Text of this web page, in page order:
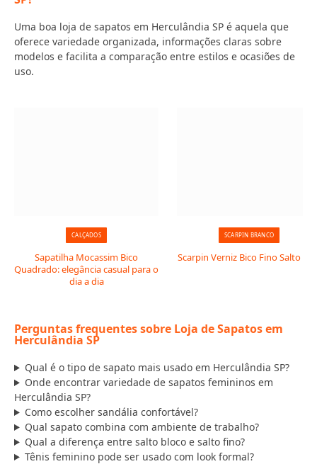
Uma boa loja de sapatos em Herculândia SP é aquela que
oferece variedade organizada, informações claras sobre
modelos e facilita a comparação entre estilos e ocasiões de
uso.
CALÇADOS
Sapatilha Mocassim Bico
Quadrado: elegância casual para o
dia a dia
SCARPIN BRANCO
Scarpin Verniz Bico Fino Salto
Perguntas frequentes sobre Loja de Sapatos em
Herculândia SP
Qual é o tipo de sapato mais usado em Herculândia SP?
Onde encontrar variedade de sapatos femininos em
Herculândia SP?
Como escolher sandália confortável?
Qual sapato combina com ambiente de trabalho?
Qual a diferença entre salto bloco e salto fino?
Tênis feminino pode ser usado com look formal?